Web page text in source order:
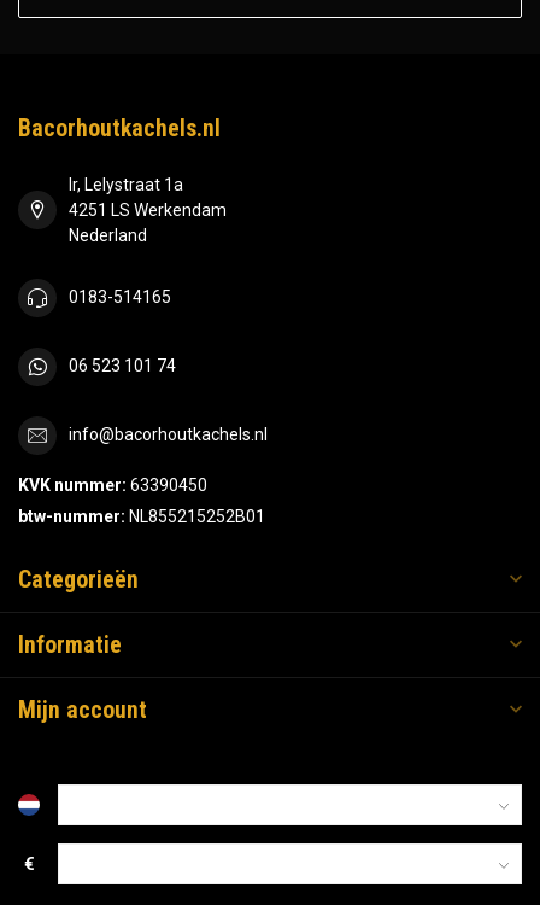
Bacorhoutkachels.nl
Ir, Lelystraat 1a
4251 LS Werkendam
Nederland
0183-514165
06 523 101 74
info@bacorhoutkachels.nl
KVK nummer: 63390450
btw-nummer: NL855215252B01
Categorieën
Informatie
Mijn account
€